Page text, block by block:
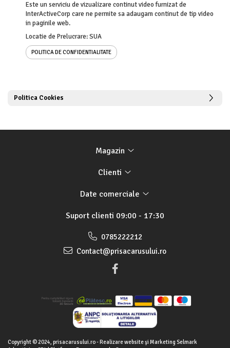
Este un serviciu de vizualizare continut video furnizat de
InterActiveCorp care ne permite sa adaugam continut de tip video
in paginile web.
Locatie de Prelucrare: SUA
POLITICA DE CONFIDENTIALITATE
Politica Cookies
Magazin
Clienti
Date comerciale
Suport clienti 09:00 - 17:30
0785222212
Contact@prisacarusului.ro
Copyright © 2024, prisacarusului.ro - Realizare website şi Marketing Selmark